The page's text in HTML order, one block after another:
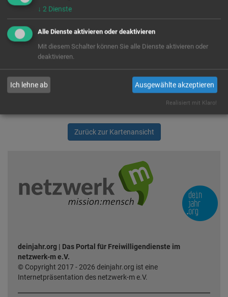
Wir rufen für dich von OpenStreetMap.org Kartendaten ab.
anzuzeigen. Es handelt sich um einen US-Anbieter, der Cookies
setzt. Indem du die Verwendung dieser Cookies zustimmst,
willigst du auch ausdrücklich in die Verarbeitung deiner Daten in
Zurück zur Kartenansicht
deinjahr.org | Das Portal für Freiwilligendienste im
netzwerk-m e.V.
© Copyright 2017 - 2026 deinjahr.org ist eine
Internetpräsentation des netzwerk-m e.V.
↓ 2 Dienste
Alle Dienste aktivieren oder deaktivieren
Mit diesem Schalter können Sie alle Dienste aktivieren oder
deaktivieren.
Ich lehne ab Ausgewählte akzeptieren
Realisiert mit Klaro!